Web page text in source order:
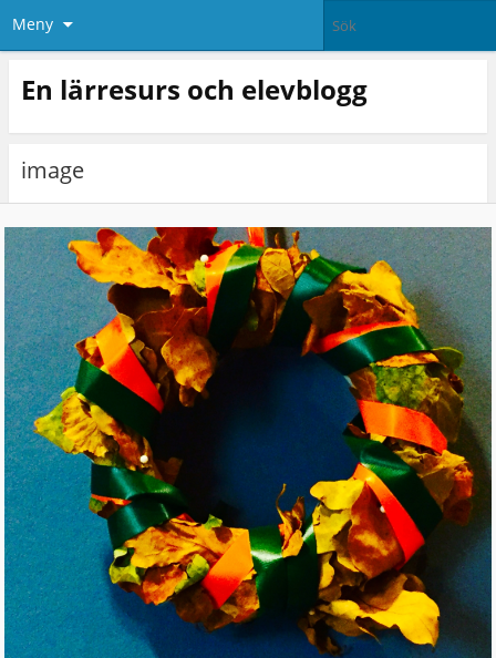
Meny
En lärresurs och elevblogg
image